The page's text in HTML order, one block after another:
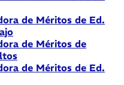
de Méritos de Ed.
de Méritos de
de Méritos de Ed.